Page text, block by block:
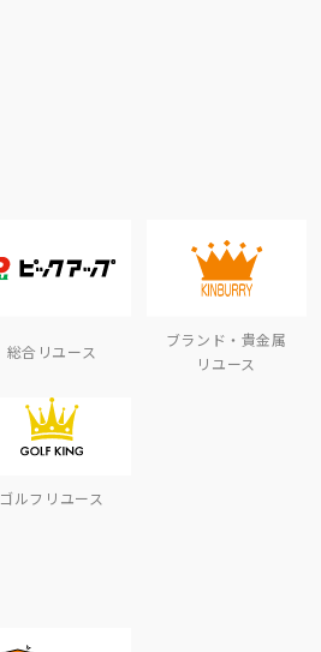
総合リユース
ブランド・貴金属
リユース
ゴルフリユース